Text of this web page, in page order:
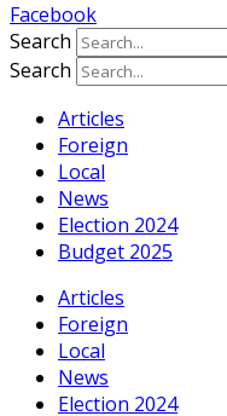
Facebook
Search
Search
Articles
Foreign
Local
News
Election 2024
Budget 2025
Articles
Foreign
Local
News
Election 2024